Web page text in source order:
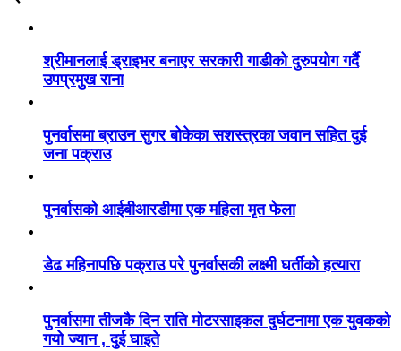
श्रीमानलाई ड्राइभर बनाएर सरकारी गाडीको दुरुपयोग गर्दै
उपप्रमुख राना
पुनर्वासमा ब्राउन सुगर बोकेका सशस्त्रका जवान सहित दुई
जना पक्राउ
पुनर्वासको आईबीआरडीमा एक महिला मृत फेला
डेढ महिनापछि पक्राउ परे पुनर्वासकी लक्ष्मी घर्तीको हत्यारा
पुनर्वासमा तीजकै दिन राति मोटरसाइकल दुर्घटनामा एक युवकको
गयो ज्यान , दुई घाइते